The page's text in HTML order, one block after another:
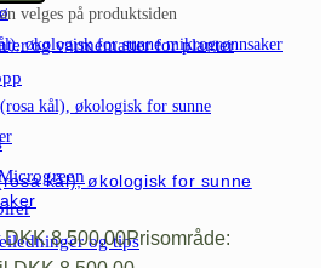
og varmematter for planter
og tips
velges på produktsiden
kål), økologisk for sunne
DKK8.500,00Prisområde: